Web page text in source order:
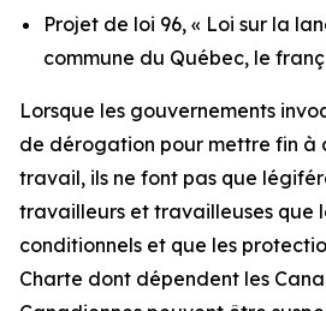
Projet de loi 96, « Loi sur la
commune du Québec, le
Lorsque les gouvernements
de dérogation pour mettre fin à
travail, ils ne font pas que
travailleurs et travailleuses que
conditionnels et que les
Charte dont dépendent les